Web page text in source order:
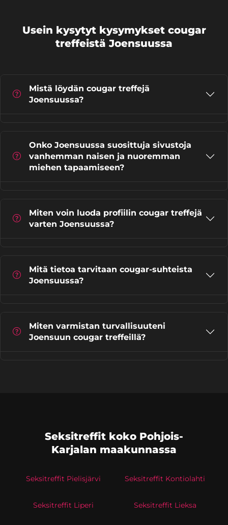
Usein kysytyt kysymykset cougar
treffeistä Joensuussa
Mistä löydän cougar treffejä
Joensuussa?
Onko Joensuussa suosittuja sivustoja
vanhemman naisen ja nuoremman
miehen tapaamiseen?
Miten voin luoda profiilin cougar treffejä
varten Joensuussa?
Mitä tietoa tarvitaan cougar-suhteista
Joensuussa?
Miten varmistan turvallisuuteni
Joensuun cougar treffeillä?
Seksitreffit koko Pohjois-
Karjalan maakunnassa
Seksitreffit Pielisjärvi Seksitreffit Kontiolahti
Seksitreffit Liperi Seksitreffit Lieksa